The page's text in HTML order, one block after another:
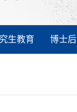
生教育 博士后